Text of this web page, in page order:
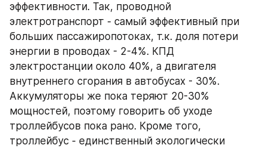
эффективности. Так, проводной
электротранспорт - самый эффективный при
больших пассажиропотоках, т.к. доля потери
энергии в проводах - 2-4%. КПД
электростанции около 40%, а двигателя
внутреннего сгорания в автобусах - 30%.
Аккумуляторы же пока теряют 20-30%
мощностей, поэтому говорить об уходе
троллейбусов пока рано. Кроме того,
троллейбус - единственный экологически